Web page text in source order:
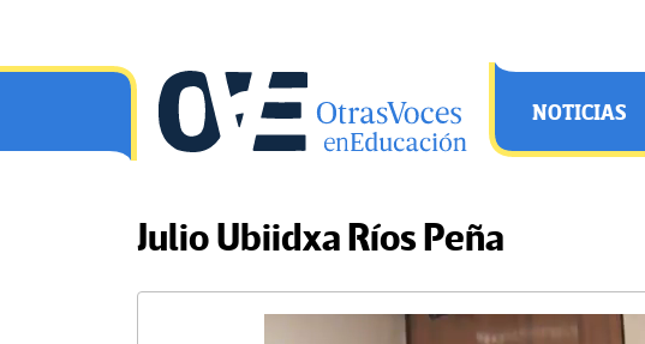
OtrasVocesenEducacion.org
NOTICIAS
Julio Ubiidxa Ríos Peña